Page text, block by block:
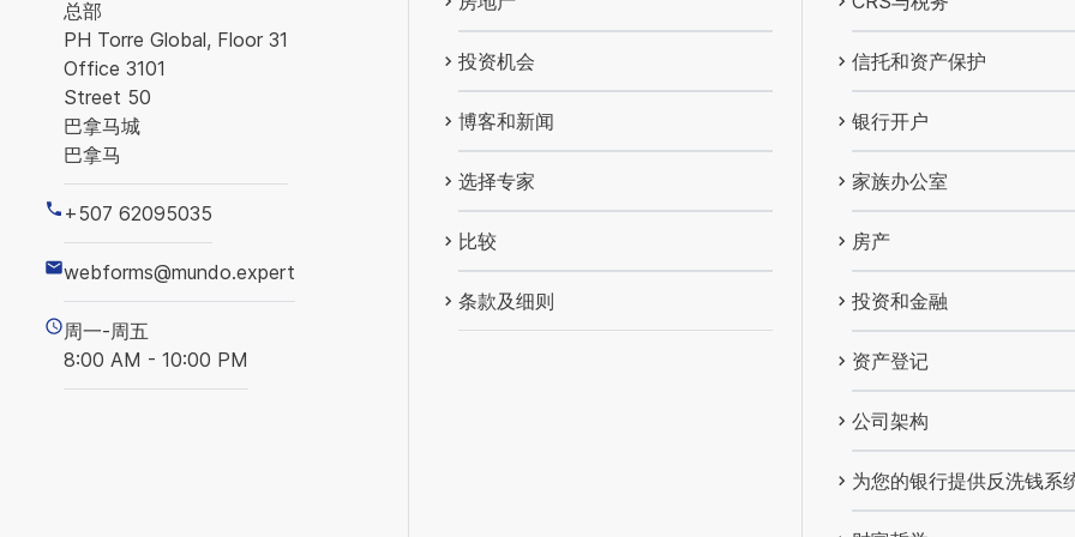
总部
PH Torre Global, Floor 31
Office 3101
Street 50
巴拿马城
巴拿马
+507 62095035
webforms@mundo.expert
周一-周五
8:00 AM - 10:00 PM
投资机会
博客和新闻
选择专家
比较
条款及细则
信托和资产保护
银行开户
家族办公室
房产
投资和金融
资产登记
公司架构
为您的银行提供反洗钱系